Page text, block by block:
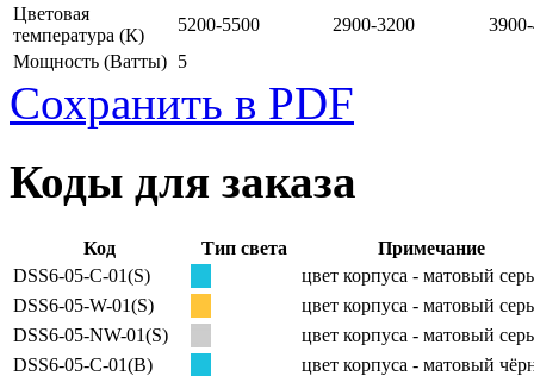
Цветовая
температура (К)
5200-5500 2900-3200
Мощность (Ватты) 5
Сохранить в PDF
Коды для заказа
Код Тип света
Примечание
DSS6-05-C-01(S)
цвет корпуса - матовый
DSS6-05-W-01(S)
цвет корпуса - матовый
DSS6-05-NW-01(S)
цвет корпуса - матовый
DSS6-05-C-01(B)
цвет корпуса - матовый